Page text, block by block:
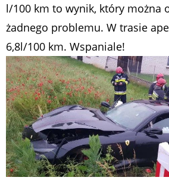
l/100 km to wynik, który można
żadnego problemu. W trasie
6,8l/100 km. Wspaniale!